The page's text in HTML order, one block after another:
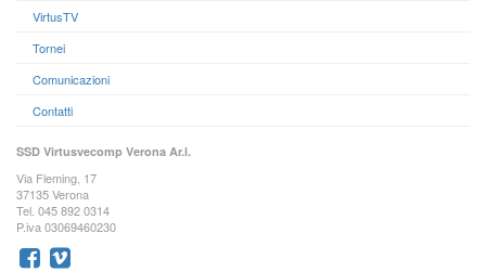
VirtusTV
Tornei
Comunicazioni
Contatti
SSD Virtusvecomp Verona Ar.l.
Via Fleming, 17
37135 Verona
Tel. 045 892 0314
P.iva 03069460230